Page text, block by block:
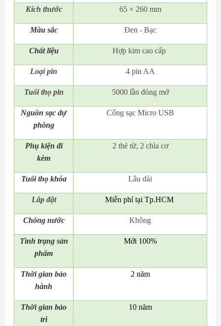
Kích thước 65 × 260 mm
Màu sắc Đen - Bạc
Chất liệu Hợp kim cao cấp
Loại pin 4 pin AA
Tuổi thọ pin 5000 lần đóng mở
Nguồn sạc dự
phòng
Cổng sạc Micro USB
Phụ kiện đi
kèm
2 thẻ từ, 2 chìa cơ
Tuổi thọ khóa Lâu dài
Lắp đặt Miễn phí tại Tp.HCM
Chống nước Không
Tình trạng sản
phẩm
Mới 100%
Thời gian bảo
hành
2 năm
Thời gian bảo
trì
10 năm